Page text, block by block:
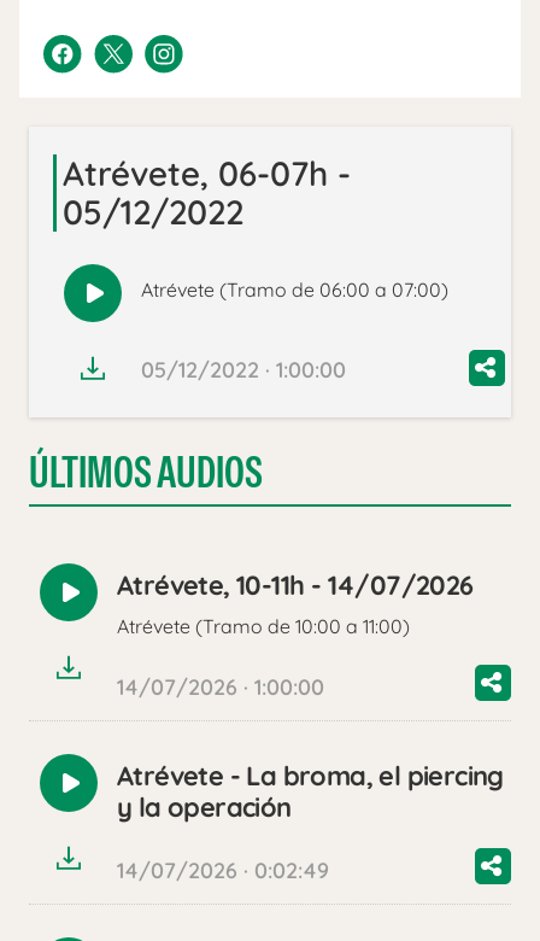
Atrévete, 06-07h -
05/12/2022
Reproducir
audio
Atrévete (Tramo de 06:00 a 07:00)
05/12/2022 · 1:00:00
ÚLTIMOS AUDIOS
Reproducir
audio
Atrévete, 10-11h - 14/07/2026
Atrévete (Tramo de 10:00 a 11:00)
14/07/2026 · 1:00:00
Reproducir
audio
Atrévete - La broma, el piercing
y la operación
14/07/2026 · 0:02:49